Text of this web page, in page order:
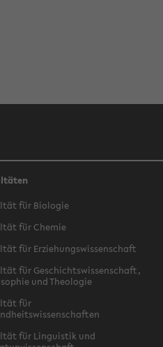
für Biologie
für Chemie
für Erziehungswissenschaft
für Geschichtswissenschaft,
und Theologie
für
für Linguistik und